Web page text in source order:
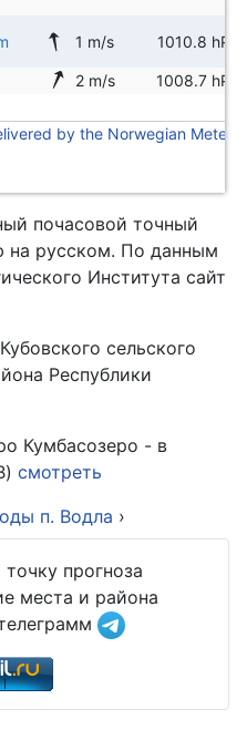
1 m/s 1010.8 hPa
2 m/s 1008.7 hPa
by the Norwegian
почасовой точный
на русском. По данным
Института сайт
сельского
Республики
Кумбасозеро - в
смотреть
п. Водла ›
прогноза
места и района